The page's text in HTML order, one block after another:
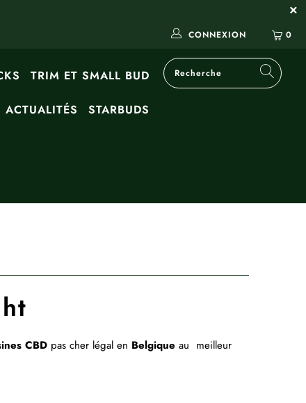
0
CONNEXION
TRIM ET SMALL BUD
ACTUALITÉS STARBUDS
CBD pas cher légal en Belgique au meilleur